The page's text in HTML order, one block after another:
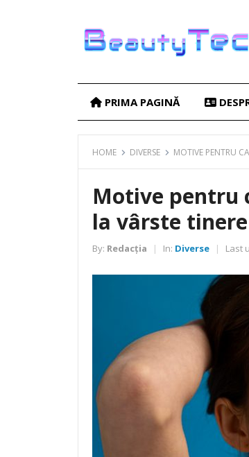
PRIMA PAGINĂ
HOME DIVERSE MOTIVE PENTRU
Motive pentru
la vârste tinere
By: Redacția | In: Diverse | Last